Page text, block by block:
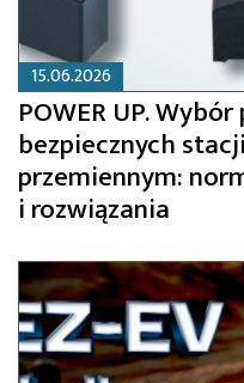
15.06.2026
POWER UP.
bezpiecznych
przemiennym:
i rozwiązania